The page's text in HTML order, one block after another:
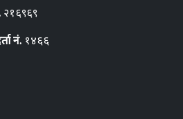
२१६९६९
नं. १४६६